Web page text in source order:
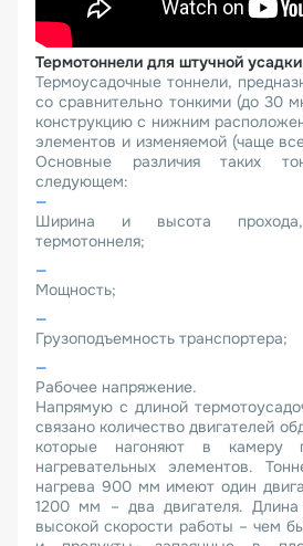
Термотоннели для штучной
Термоусадочные тоннели,
со сравнительно тонкими (до 30
конструкцию с нижним
элементов и изменяемой (чаще
Основные различия таких
следующем:
Ширина и высота
термотоннеля;
Мощность;
Грузоподъемность транспортера;
Рабочее напряжение.
Напрямую с длиной
связано количество двигателей
которые нагоняют в камеру
нагревательных элементов.
нагрева 900 мм имеют один
1200 мм – два двигателя.
высокой скорости работы – чем